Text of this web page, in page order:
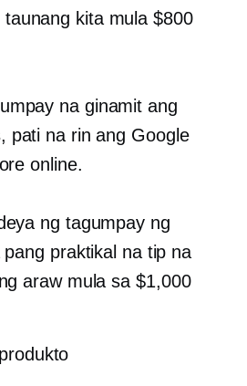
kita mula $800
na ginamit ang
pati na rin ang Google
online.
ng tagumpay ng
praktikal na tip na
araw mula sa $1,000